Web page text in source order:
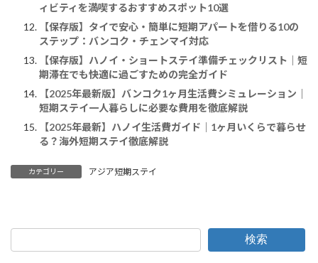
ィビティを満喫するおすすめスポット10選
【保存版】タイで安心・簡単に短期アパートを借りる10の
ステップ：バンコク・チェンマイ対応
【保存版】ハノイ・ショートステイ準備チェックリスト｜短
期滞在でも快適に過ごすための完全ガイド
【2025年最新版】バンコク1ヶ月生活費シミュレーション｜
短期ステイ一人暮らしに必要な費用を徹底解説
【2025年最新】ハノイ生活費ガイド｜1ヶ月いくらで暮らせ
る？海外短期ステイ徹底解説
カテゴリー アジア短期ステイ
検索